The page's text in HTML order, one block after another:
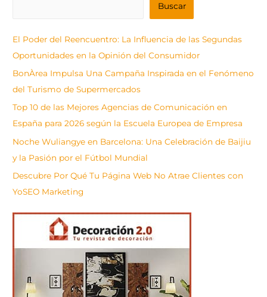
Buscar
El Poder del Reencuentro: La Influencia de las Segundas
Oportunidades en la Opinión del Consumidor
BonÀrea Impulsa Una Campaña Inspirada en el Fenómeno
del Turismo de Supermercados
Top 10 de las Mejores Agencias de Comunicación en
España para 2026 según la Escuela Europea de Empresa
Noche Wuliangye en Barcelona: Una Celebración de Baijiu
y la Pasión por el Fútbol Mundial
Descubre Por Qué Tu Página Web No Atrae Clientes con
YoSEO Marketing